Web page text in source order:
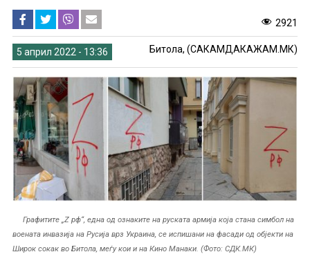
2921
5 април 2022 - 13:36 Битола, (САКАМДАКАЖАМ.МК)
Графитите „Z рф“, една од ознаките на руската армија која стана симбол на
воената инвазија на Русија врз Украина, се испишани на фасади од објекти на
Широк сокак во Битола, меѓу кои и на Кино Манаки. (Фото: СДК.МК)